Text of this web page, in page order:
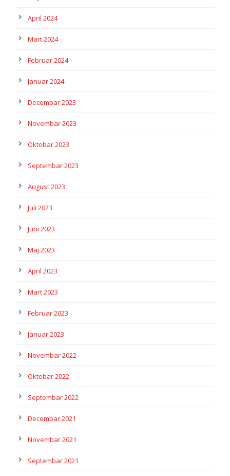
April 2024
Mart 2024
Februar 2024
Januar 2024
Decembar 2023
Novembar 2023
Oktobar 2023
Septembar 2023
August 2023
Juli 2023
Juni 2023
Maj 2023
April 2023
Mart 2023
Februar 2023
Januar 2023
Novembar 2022
Oktobar 2022
Septembar 2022
Decembar 2021
Novembar 2021
Septembar 2021